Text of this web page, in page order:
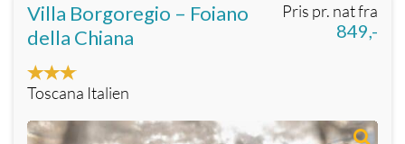
Pris pr. nat fra
849,-
Villa Borgoregio – Foiano
della Chiana
Toscana Italien